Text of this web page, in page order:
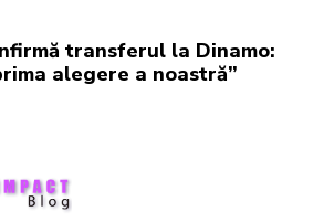
transferul la Dinamo:
alegere a noastră”